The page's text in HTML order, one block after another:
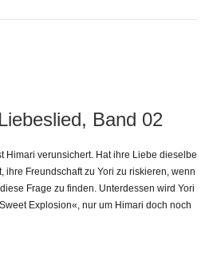
Band 02
Himari verunsichert. Hat ihre Liebe dieselbe
ihre Freundschaft zu Yori zu riskieren, wenn
Frage zu finden. Unterdessen wird Yori
Explosion«, nur um Himari doch noch